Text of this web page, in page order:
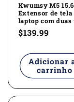
Kwumsy M5
Extensor de tela
laptop com duas
Preço
$139.99
Adicionar
carrinho